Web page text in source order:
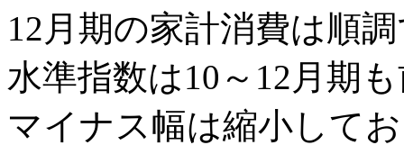
12月期の家計消費は順
水準指数は10～12月期
マイナス幅は縮小して